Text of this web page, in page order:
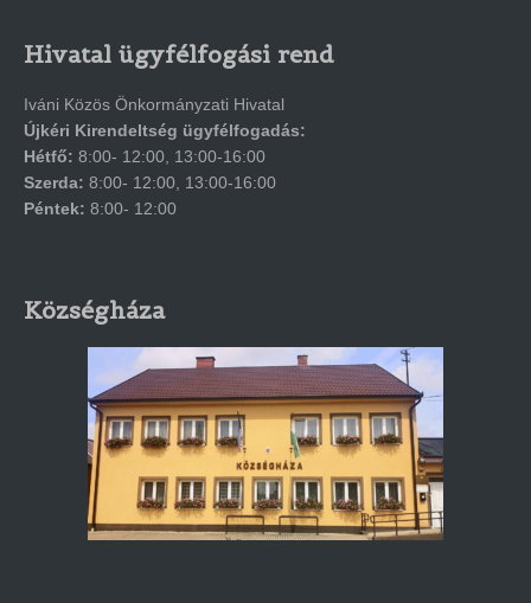
Hivatal ügyfélfogási rend
Iváni Közös Önkormányzati Hivatal
Újkéri Kirendeltség ügyfélfogadás:
Hétfő: 8:00- 12:00, 13:00-16:00
Szerda: 8:00- 12:00, 13:00-16:00
Péntek: 8:00- 12:00
Községháza